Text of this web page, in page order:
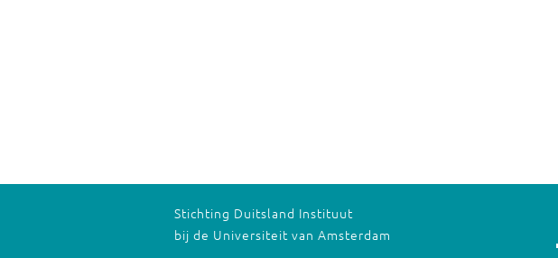
Stichting Duitsland Instituut
bij de Universiteit van Amsterdam